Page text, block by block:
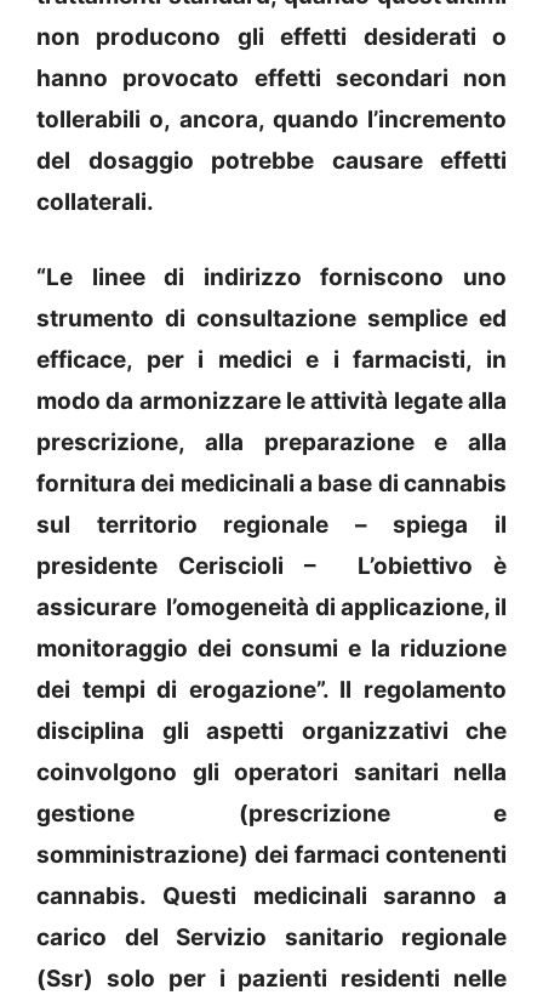
non producono gli effetti desiderati o
hanno provocato effetti secondari non
tollerabili o, ancora, quando l’incremento
del dosaggio potrebbe causare effetti
collaterali.
“Le linee di indirizzo forniscono uno
strumento di consultazione semplice ed
efficace, per i medici e i farmacisti, in
modo da armonizzare le attività legate alla
prescrizione, alla preparazione e alla
fornitura dei medicinali a base di cannabis
sul territorio regionale – spiega il
presidente Ceriscioli – L’obiettivo è
assicurare l’omogeneità di applicazione, il
monitoraggio dei consumi e la riduzione
dei tempi di erogazione”. Il regolamento
disciplina gli aspetti organizzativi che
coinvolgono gli operatori sanitari nella
gestione (prescrizione e
somministrazione) dei farmaci contenenti
cannabis. Questi medicinali saranno a
carico del Servizio sanitario regionale
(Ssr) solo per i pazienti residenti nelle